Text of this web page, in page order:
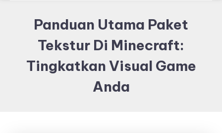
Panduan Utama Paket
Tekstur Di Minecraft:
Tingkatkan Visual Game
Anda